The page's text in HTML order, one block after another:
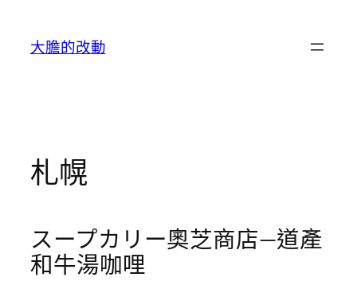
大膽的改動
札幌
スープカリー奧芝商店—道產
和牛湯咖哩